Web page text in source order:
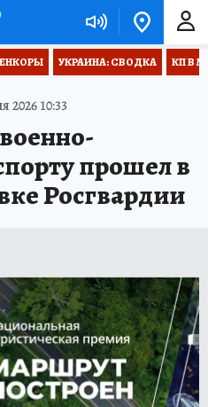
УКРАИНА: СВОДКА КП В
2026 10:33
прошел в
Росгвардии